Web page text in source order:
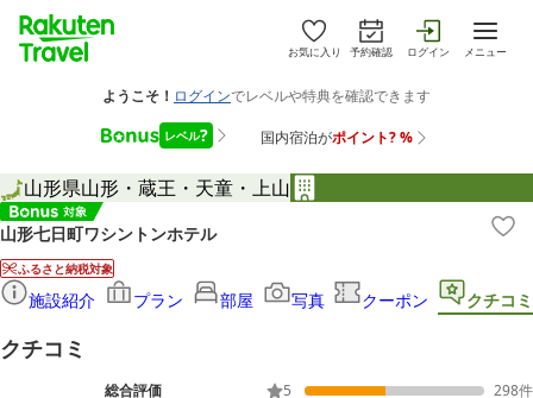
お気に入り 予約確認 ログイン メニュー
山形県山形・蔵王・天童・上山
山形七日町ワシントンホテル
ふるさと納税対象
施設紹介 プラン 部屋 写真 クーポン クチコミ
クチコミ
総合評価 5 298件